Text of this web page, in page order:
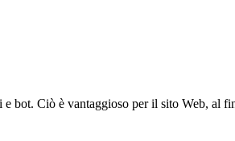
bot. Ciò è vantaggioso per il sito Web, al